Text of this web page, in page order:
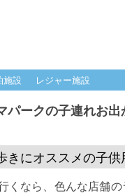
施設 レジャー施設
パークの子連れお出
きにオススメの子
くなら、色んな店舗